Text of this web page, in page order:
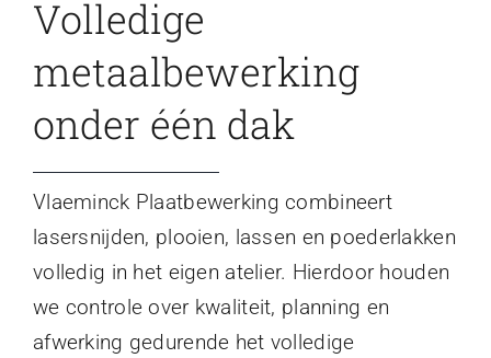
Volledige
metaalbewerking
onder één dak
Vlaeminck Plaatbewerking combineert
lasersnijden, plooien, lassen en poederlakken
volledig in het eigen atelier. Hierdoor houden
we controle over kwaliteit, planning en
afwerking gedurende het volledige